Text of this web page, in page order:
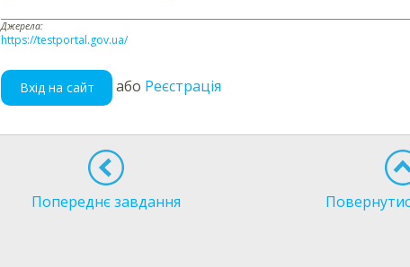
Джерела:
https://testportal.gov.ua/
Вхід на сайт або Реєстрація
Попереднє завдання